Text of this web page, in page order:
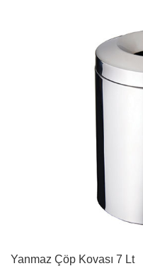
Yanmaz Çöp Kovası 7 Lt